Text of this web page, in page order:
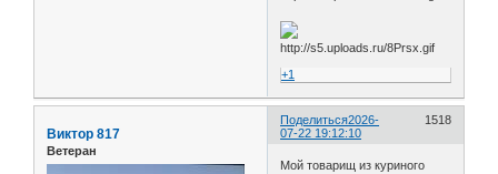
+1
Поделиться 1518
2026-
07-22 19:12:10
Виктор 817
Ветеран
Мой товарищ из куриного